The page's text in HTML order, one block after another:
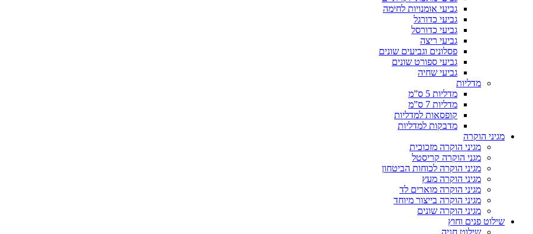
גביעי אומנויות לחימה
גביעי כדורגל
גביעי כדורסל
גביעי ריצה
פסלונים וגביעים שונים
גביעי ספורט שונים
גביעי שחיה
מדליות
מדליות 5 ס”מ
מדליות 7 ס”מ
קופסאות למדליות
מדבקות למדליות
מגיני הוקרה
מגיני הוקרה מזכוכית
מגני הוקרה קריסטל
מגיני הוקרה לכוחות הביטחון
מגיני הוקרה מעץ
מגיני הוקרה מוארים לד
מגיני הוקרה בייצור מיוחד
מגיני הוקרה שונים
שילוט פנים וחוץ
שילוט חניה